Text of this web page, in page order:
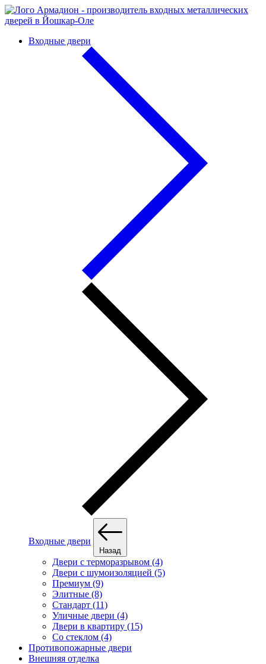
Входные двери
Входные двери
Назад
Двери с терморазрывом (4)
Двери с шумоизоляцией (5)
Премиум (9)
Элитные (8)
Стандарт (11)
Уличные двери (4)
Двери в квартиру (15)
Cо стеклом (4)
Противопожарные двери
Внешняя отделка